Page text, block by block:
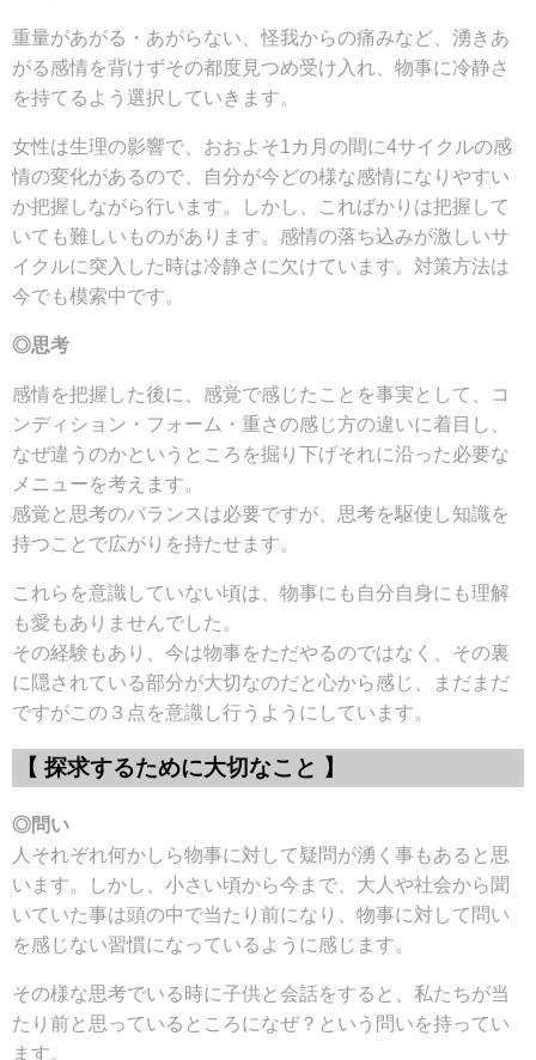
重量があがる・あがらない、怪我からの痛みなど、湧きあ
がる感情を背けずその都度見つめ受け入れ、物事に冷静さ
を持てるよう選択していきます。
女性は生理の影響で、おおよそ1カ月の間に4サイクルの感
情の変化があるので、自分が今どの様な感情になりやすい
か把握しながら行います。しかし、こればかりは把握して
いても難しいものがあります。感情の落ち込みが激しいサ
イクルに突入した時は冷静さに欠けています。対策方法は
今でも模索中です。
◎思考
感情を把握した後に、感覚で感じたことを事実として、コ
ンディション・フォーム・重さの感じ方の違いに着目し、
なぜ違うのかというところを掘り下げそれに沿った必要な
メニューを考えます。
感覚と思考のバランスは必要ですが、思考を駆使し知識を
持つことで広がりを持たせます。
これらを意識していない頃は、物事にも自分自身にも理解
も愛もありませんでした。
その経験もあり、今は物事をただやるのではなく、その裏
に隠されている部分が大切なのだと心から感じ、まだまだ
ですがこの３点を意識し行うようにしています。
【 探求するために大切なこと 】
◎問い
人それぞれ何かしら物事に対して疑問が湧く事もあると思
います。しかし、小さい頃から今まで、大人や社会から聞
いていた事は頭の中で当たり前になり、物事に対して問い
を感じない習慣になっているように感じます。
その様な思考でいる時に子供と会話をすると、私たちが当
たり前と思っているところになぜ？という問いを持ってい
ます。